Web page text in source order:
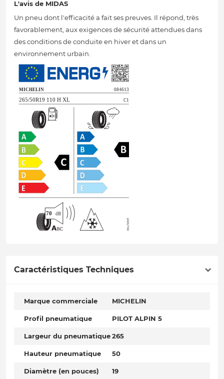
L'avis de MIDAS
Un pneu dont l'efficacité a fait ses preuves. Il répond, très
favorablement, aux exigences de sécurité attendues dans
des conditions de conduite en hiver et dans un
environnement urbain.
Caractéristiques Techniques
Marque commerciale MICHELIN
Profil pneumatique PILOT ALPIN 5
Largeur du pneumatique265
Hauteur pneumatique 50
Diamètre (en pouces) 19